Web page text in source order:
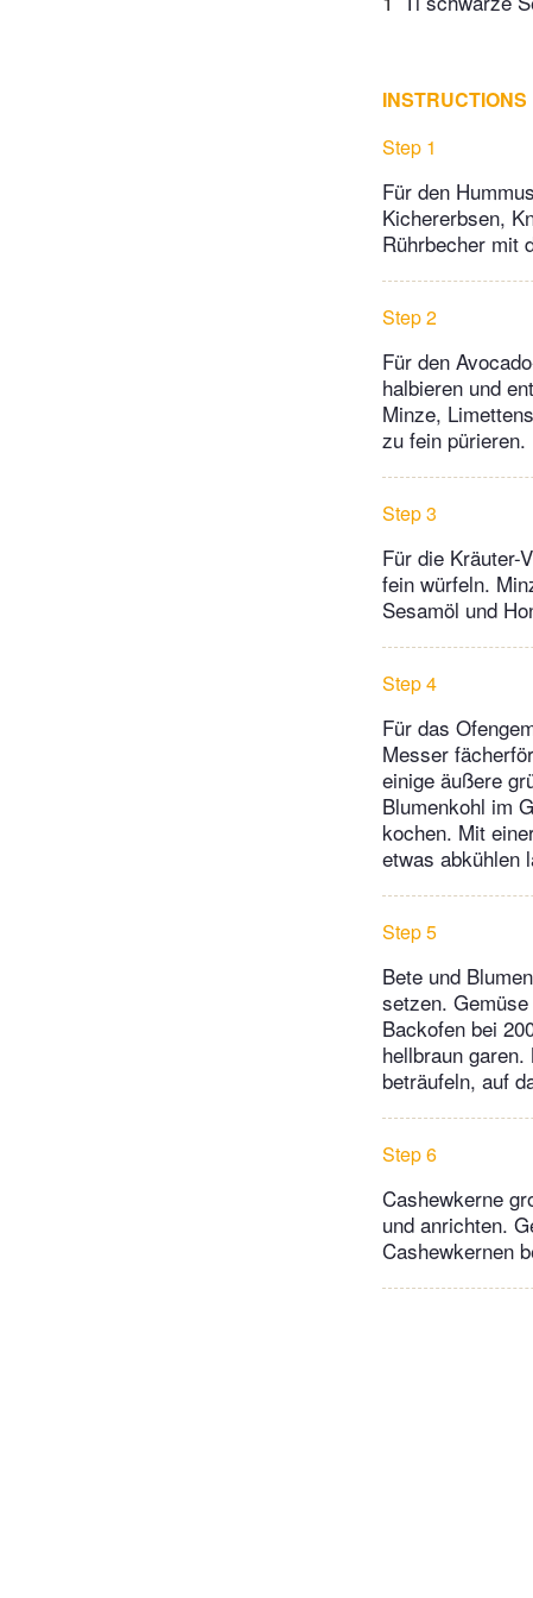
INSTRUCTIONS
Step 1
Für den
Kichererbsen,
Rührbecher mit
Step 2
Für den
halbieren und
Minze,
zu fein pürieren.
Step 3
Für die Kräuter-
fein würfeln.
Sesamöl und
Step 4
Für das
Messer
einige äußere
Blumenkohl im
kochen. Mit
etwas abkühlen
Step 5
Bete und
setzen.
Backofen bei
hellbraun
beträufeln, auf
Step 6
Cashewkerne
und anrichten.
Cashewkernen